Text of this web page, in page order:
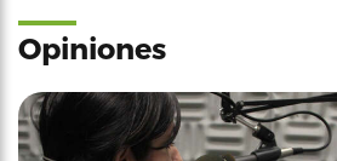
Opiniones